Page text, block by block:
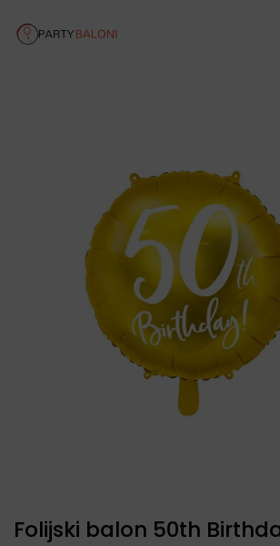
Folijski balon 50th